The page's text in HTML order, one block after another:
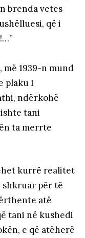
brenda vetes
që i
1939-n mund
plaku I
ndërkohë
tani
ta merrte
kurrë realitet
shkruar për të
atë
tani në kushedi
e që atëherë